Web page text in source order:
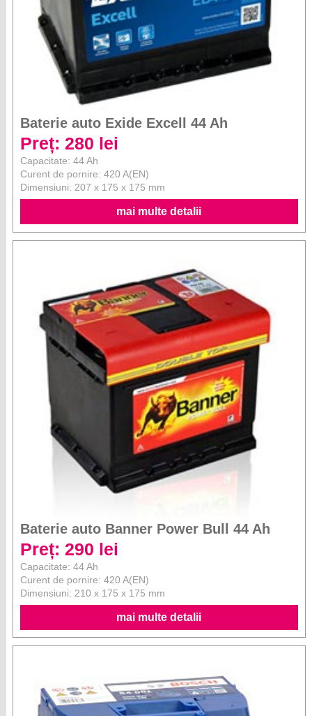
Baterie auto Exide Excell 44 Ah
Preț: 280 lei
Capacitate: 44 Ah
Curent de pornire: 420 A(EN)
Dimensiuni: 207 x 175 x 175 mm
mai multe detalii
Baterie auto Banner Power Bull 44 Ah
Preț: 290 lei
Capacitate: 44 Ah
Curent de pornire: 420 A(EN)
Dimensiuni: 210 x 175 x 175 mm
mai multe detalii